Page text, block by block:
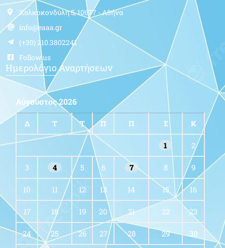
Χαλκοκονδύλη 5, 10677 - Αθήνα
info@eaaa.gr
(+30) 210.3802241
Follow us
Ημερολόγιο Αναρτήσεων
Αύγουστος 2026
Δ Τ Τ Π Π Σ Κ
1 2
3 4 5 6 7 8 9
10 11 12 13 14 15 16
17 18 19 20 21 22 23
24 25 26 27 28 29 30